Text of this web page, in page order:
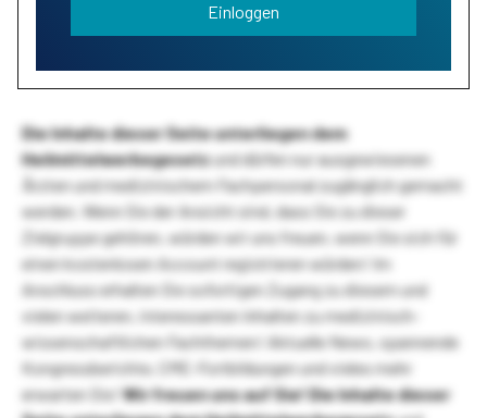
Einloggen
Die Inhalte dieser Seite unterliegen dem
Heilmittelwerbegesetzund dürfen nur ausgewiesenen
Ärzten und medizinischem Fachpersonal zugänglich gemacht
werden. Wenn Sie der Ansicht sind, dass Sie zu dieser
Zielgruppe gehören, würden wir uns freuen, wenn Sie sich für
einen kostenlosen Account registrieren würden! Im
Anschluss erhalten Sie sofortigen Zugang zu diesem und
vielen weiteren, interessanten Inhalten zu medizinisch-
wissenschaftlichen Fachthemen! Aktuelle News, spannende
Kongressberichte, CME-Fortbildungen und vieles mehr
erwarten Sie!Wir freuen uns auf Sie!Die Inhalte dieser